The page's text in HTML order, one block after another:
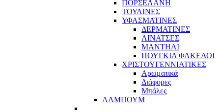
ΠΟΡΣΕΛΑΝΗ
ΤΟΥΛΙΝΕΣ
ΥΦΑΣΜΑΤΙΝΕΣ
ΔΕΡΜΑΤΙΝΕΣ
ΛΙΝΑΤΣΕΣ
ΜΑΝΤΗΛΙ
ΠΟΥΓΚΙΑ ΦΑΚΕΛΟΙ
ΧΡΙΣΤΟΥΓΕΝΝΙΑΤΙΚΕΣ
Αρωματικά
Διάφορες
Μπάλες
ΑΛΜΠΟΥΜ